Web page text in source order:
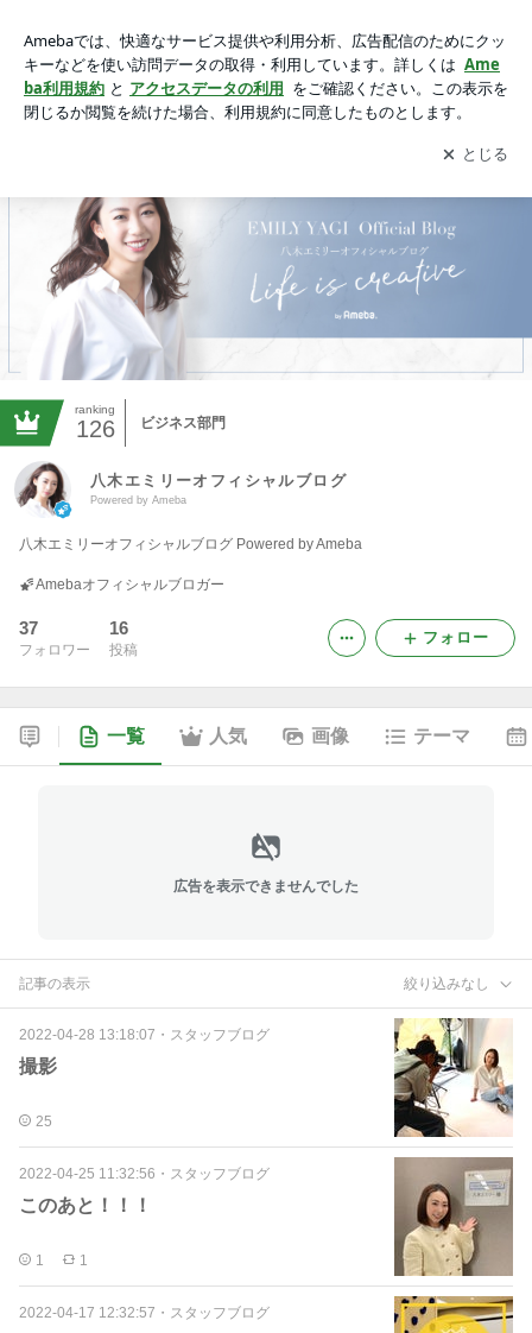
アプリをダウンロードして ブログの更新通知
を受け取りまし
ょう。
開く
ranking
126 ビジネス部門
八木エミリーオフィシャルブログ
Powered by Ameba
八木エミリーオフィシャルブログ Powered by Ameba
Amebaオフィシャルブロガー
37
フォロワー
16
投稿
フォロー
一覧 人気 画像 テーマ
広告を表示できませんでした
記事の表示 絞り込みなし
2022-04-28 13:18:07 ・ スタッフブログ
撮影
25
2022-04-25 11:32:56 ・ スタッフブログ
このあと！！！
1 1
2022-04-17 12:32:57 ・ スタッフブログ